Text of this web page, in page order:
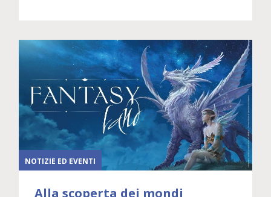
NOTIZIE ED EVENTI
Alla scoperta dei mondi